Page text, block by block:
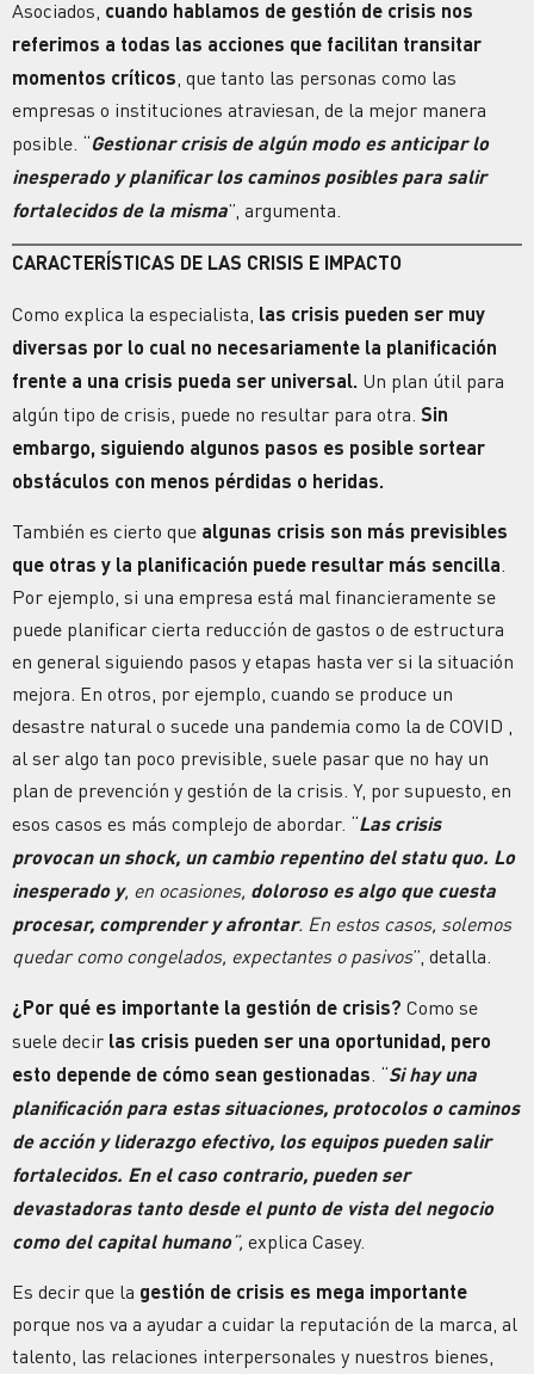
Asociados, cuando hablamos de gestión de crisis nos
referimos a todas las acciones que facilitan transitar
momentos críticos , que tanto las personas como las
empresas o instituciones atraviesan, de la mejor manera
posible. “Gestionar crisis de algún modo es anticipar lo
inesperado y planificar los caminos posibles para salir
fortalecidos de la misma”, argumenta.
CARACTERÍSTICAS DE LAS CRISIS E IMPACTO
Como explica la especialista, las crisis pueden ser muy
diversas por lo cual no necesariamente la planificación
frente a una crisis pueda ser universal. Un plan útil para
algún tipo de crisis, puede no resultar para otra. Sin
embargo, siguiendo algunos pasos es posible sortear
obstáculos con menos pérdidas o heridas.
También es cierto que algunas crisis son más previsibles
que otras y la planificación puede resultar más sencilla.
Por ejemplo, si una empresa está mal financieramente se
puede planificar cierta reducción de gastos o de estructura
en general siguiendo pasos y etapas hasta ver si la situación
mejora. En otros, por ejemplo, cuando se produce un
desastre natural o sucede una pandemia como la de COVID ,
al ser algo tan poco previsible, suele pasar que no hay un
plan de prevención y gestión de la crisis. Y, por supuesto, en
esos casos es más complejo de abordar. “Las crisis
provocan un shock, un cambio repentino del statu quo. Lo
inesperado y, en ocasiones, doloroso es algo que cuesta
procesar, comprender y afrontar. En estos casos, solemos
quedar como congelados, expectantes o pasivos”, detalla.
¿Por qué es importante la gestión de crisis? Como se
suele decir las crisis pueden ser una oportunidad, pero
esto depende de cómo sean gestionadas . “Si hay una
planificación para estas situaciones, protocolos o caminos
de acción y liderazgo efectivo, los equipos pueden salir
fortalecidos. En el caso contrario, pueden ser
devastadoras tanto desde el punto de vista del negocio
como del capital humano”, explica Casey.
Es decir que la gestión de crisis es mega importante
porque nos va a ayudar a cuidar la reputación de la marca, al
talento, las relaciones interpersonales y nuestros bienes,